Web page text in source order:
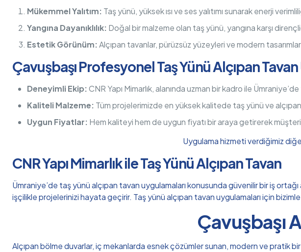
Mükemmel Yalıtım: Taş yünü, yüksek ısı ve ses yalıtımı sunarak enerji
Yangına Dayanıklılık: Doğal bir malzeme olan taş yünü, yangına karşı
Estetik Görünüm:Alçıpan tavanlar, pürüzsüz yüzeyleri ve modern
Çavuşbaşı Profesyonel Taş Yünü Alçıpan
Deneyimli Ekip:CNR Yapı Mimarlık, alanında uzman bir kadro ile
Kaliteli Malzeme: Tüm projelerimizde en yüksek kalitede taş yünü ve
Uygun Fiyatlar: Hem kaliteyi hem de uygun fiyatı bir araya getirerek
Uygulama hizmeti verdiğimiz
CNR Yapı Mimarlık ile Taş Yünü Alçıpan Tavan
Ümraniye’de taş yünü alçıpan tavan uygulamaları konusunda güvenilir bir iş
işçilikle projelerinizi hayata geçirir. Taş yünü alçıpan tavan uygulamaları için
Çavuşbaşı
Alçıpan bölme duvarlar, iç mekanlarda esnek çözümler sunan, modern ve pratik